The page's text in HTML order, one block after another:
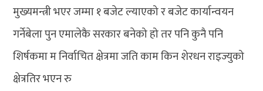
मुख्यमन्त्री भएर जम्मा १ बजेट ल्याएको र बजेट कार्यान्वयन
गर्नेबेला पुन एमालेकै सरकार बनेको हो तर पनि कुनै पनि
शिर्षकमा म निर्वाचित क्षेत्रमा जति काम किन शेरधन राइज्युको
क्षेत्रतिर भएन रु